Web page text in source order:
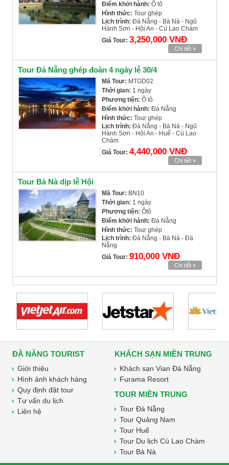
Điểm khởi hành: Ô tô
Hình thức: Tour ghép
Lịch trình: Đà Nẵng - Bà Nà - Ngũ
Hành Sơn - Hội An - Cù Lao Chàm
Giá Tour: 3,250,000 VNĐ
Chi tiết »
Tour Đà Nẵng ghép đoàn 4 ngày lễ 30/4
Mã Tour: MTGD02
Thời gian: 1 ngày
Phương tiện: Ô tô
Điểm khởi hành: Đà Nẵng
Hình thức: Tour ghép
Lịch trình: Đà Nẵng - Bà Nà - Ngũ
Hành Sơn - Hội An - Huế - Cù Lao
Chàm
Giá Tour: 4,440,000 VNĐ
Chi tiết »
Tour Bà Nà dịp lễ Hội
Mã Tour: BN10
Thời gian: 1 ngày
Phương tiện: Ôtô
Điểm khởi hành: Đà Nẵng
Hình thức: Tour ghép
Lịch trình: Đà Nẵng - Bà Nà - Đà
Nẵng
Giá Tour: 910,000 VNĐ
Chi tiết »
ĐÀ NẴNG TOURIST
Giới thiệu
Hình ảnh khách hàng
Quy định đặt tour
Tư vấn du lịch
Liên hệ
KHÁCH SẠN MIỀN TRUNG
Khách sạn Vian Đà Nẵng
Furama Resort
TOUR MIỀN TRUNG
Tour Đà Nẵng
Tour Quảng Nam
Tour Huế
Tour Du lịch Cù Lao Chàm
Tour Bà Nà